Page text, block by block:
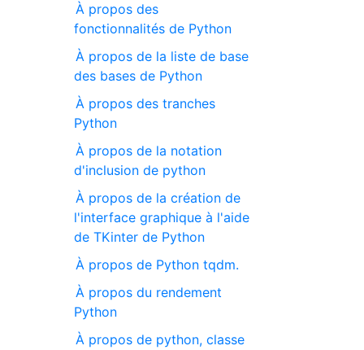
À propos des
fonctionnalités de Python
À propos de la liste de base
des bases de Python
À propos des tranches
Python
À propos de la notation
d'inclusion de python
À propos de la création de
l'interface graphique à l'aide
de TKinter de Python
À propos de Python tqdm.
À propos du rendement
Python
À propos de python, classe